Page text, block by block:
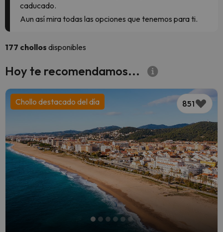
caducado.
Aun así mira todas las opciones que tenemos para ti.
177 chollos disponibles
Hoy te recomendamos...
Chollo destacado del día 851